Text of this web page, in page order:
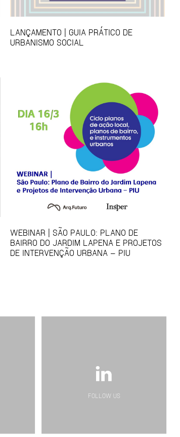
LANÇAMENTO | GUIA PRÁTICO DE
URBANISMO SOCIAL
WEBINAR | SÃO PAULO: PLANO DE
BAIRRO DO JARDIM LAPENA E PROJETOS
DE INTERVENÇÃO URBANA – PIU
FOLLOW US